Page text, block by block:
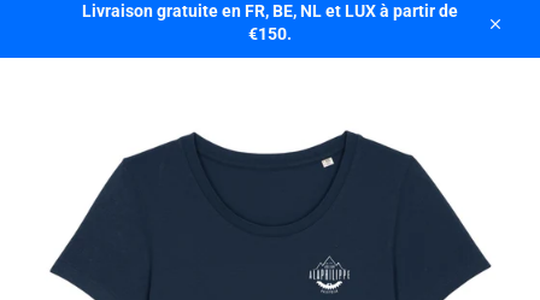
Livraison gratuite en FR, BE, NL et LUX à partir de
€150.